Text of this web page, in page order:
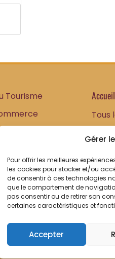
Gérer
Pour offrir les meilleures
les cookies pour stocker et/ou
de consentir à ces technologies
que le comportement de
pas consentir ou de retirer son
certaines caractéristiques et
Accepter
Tourisme
Accueil
Tous
Visite
Et